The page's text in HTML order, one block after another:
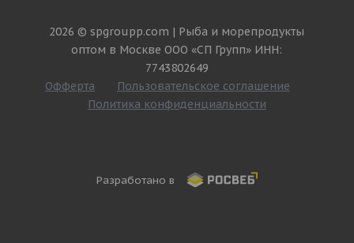
2026 © spgroupp.com | Рыба и морепродукты
оптом в Москве ООО «СП Групп» ИНН:
7743802649
Офферта
Пользовательское соглашение
Политика конфиденциальности
Разработано в